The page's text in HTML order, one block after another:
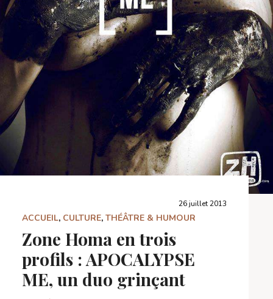
26 juillet 2013
ACCUEIL, CULTURE, THÉÂTRE & HUMOUR
Zone Homa en trois
profils : APOCALYPSE
ME, un duo grinçant